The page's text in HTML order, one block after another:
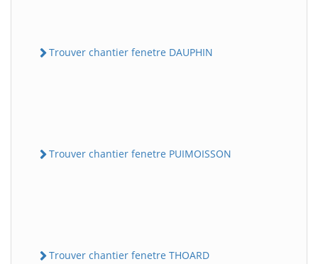
Trouver chantier fenetre DAUPHIN
Trouver chantier fenetre PUIMOISSON
Trouver chantier fenetre THOARD